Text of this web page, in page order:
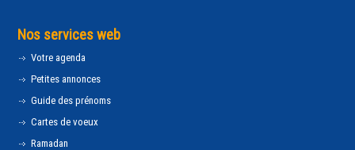
Nos services web
Votre agenda
Petites annonces
Guide des prénoms
Cartes de voeux
Ramadan